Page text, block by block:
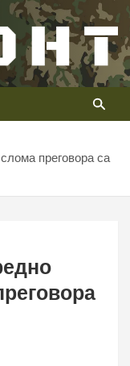
преговора са